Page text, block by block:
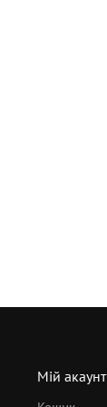
Мій акаунт